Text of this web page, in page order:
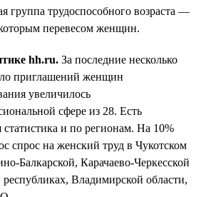
группа трудоспособного возраста —
перевесом женщин.
hh.ru. За последние несколько
приглашений женщин
увеличилось
сфере из 28. Есть
статистика и по регионам. На 10%
спрос на женский труд в Чукотском
Балкарской, Карачаево-Черкесской
Владимирской области,